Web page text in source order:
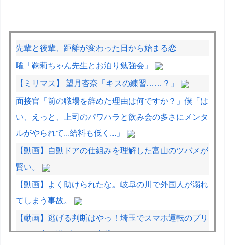
先輩と後輩、距離が変わった日から始まる恋
曜「鞠莉ちゃん先生とお泊り勉強会」
【ミリマス】 望月杏奈「キスの練習……？」
面接官「前の職場を辞めた理由は何ですか？」僕「は
い、えっと、上司のパワハラと飲み会の多さにメンタ
ルがやられて...給料も低く...」
【動画】自動ドアの仕組みを理解した富山のツバメが
賢い。
【動画】よく助けられたな。岐阜の川で外国人が溺れ
てしまう事故。
【動画】逃げる判断はやっ！埼玉でスマホ運転のプリ
ウスに当て逃げされる車載。